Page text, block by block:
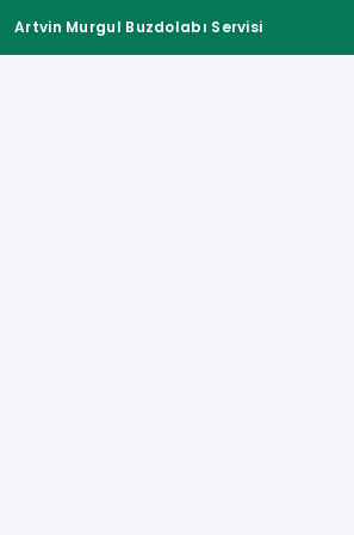
Artvin Murgul Buzdolabı Servisi